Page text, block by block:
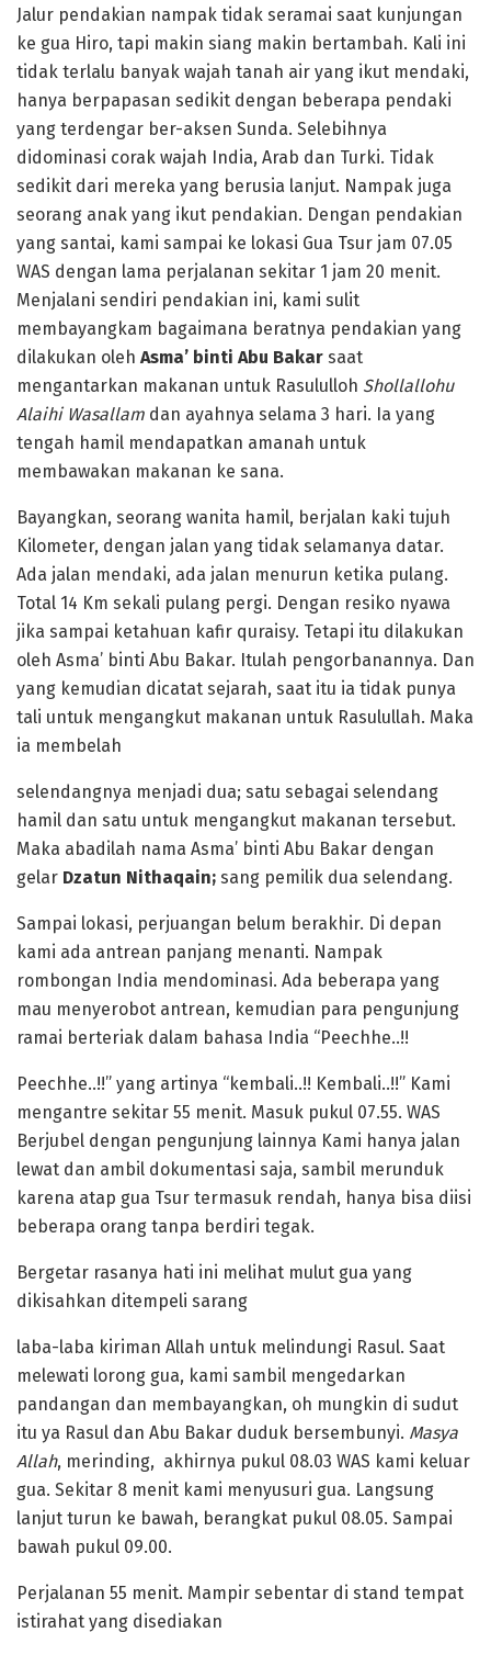
Jalur pendakian nampak tidak seramai saat kunjungan
ke gua Hiro, tapi makin siang makin bertambah. Kali ini
tidak terlalu banyak wajah tanah air yang ikut mendaki,
hanya berpapasan sedikit dengan beberapa pendaki
yang terdengar ber-aksen Sunda. Selebihnya
didominasi corak wajah India, Arab dan Turki. Tidak
sedikit dari mereka yang berusia lanjut. Nampak juga
seorang anak yang ikut pendakian. Dengan pendakian
yang santai, kami sampai ke lokasi Gua Tsur jam 07.05
WAS dengan lama perjalanan sekitar 1 jam 20 menit.
Menjalani sendiri pendakian ini, kami sulit
membayangkam bagaimana beratnya pendakian yang
dilakukan oleh Asma’ binti Abu Bakar saat
mengantarkan makanan untuk Rasululloh Shollallohu
Alaihi Wasallam dan ayahnya selama 3 hari. Ia yang
tengah hamil mendapatkan amanah untuk
membawakan makanan ke sana.
Bayangkan, seorang wanita hamil, berjalan kaki tujuh
Kilometer, dengan jalan yang tidak selamanya datar.
Ada jalan mendaki, ada jalan menurun ketika pulang.
Total 14 Km sekali pulang pergi. Dengan resiko nyawa
jika sampai ketahuan kafir quraisy. Tetapi itu dilakukan
oleh Asma’ binti Abu Bakar. Itulah pengorbanannya. Dan
yang kemudian dicatat sejarah, saat itu ia tidak punya
tali untuk mengangkut makanan untuk Rasulullah. Maka
ia membelah
selendangnya menjadi dua; satu sebagai selendang
hamil dan satu untuk mengangkut makanan tersebut.
Maka abadilah nama Asma’ binti Abu Bakar dengan
gelar Dzatun Nithaqain; sang pemilik dua selendang.
Sampai lokasi, perjuangan belum berakhir. Di depan
kami ada antrean panjang menanti. Nampak
rombongan India mendominasi. Ada beberapa yang
mau menyerobot antrean, kemudian para pengunjung
ramai berteriak dalam bahasa India “Peechhe..!!
Peechhe..!!” yang artinya “kembali..!! Kembali..!!” Kami
mengantre sekitar 55 menit. Masuk pukul 07.55. WAS
Berjubel dengan pengunjung lainnya Kami hanya jalan
lewat dan ambil dokumentasi saja, sambil merunduk
karena atap gua Tsur termasuk rendah, hanya bisa diisi
beberapa orang tanpa berdiri tegak.
Bergetar rasanya hati ini melihat mulut gua yang
dikisahkan ditempeli sarang
laba-laba kiriman Allah untuk melindungi Rasul. Saat
melewati lorong gua, kami sambil mengedarkan
pandangan dan membayangkan, oh mungkin di sudut
itu ya Rasul dan Abu Bakar duduk bersembunyi. Masya
Allah, merinding, akhirnya pukul 08.03 WAS kami keluar
gua. Sekitar 8 menit kami menyusuri gua. Langsung
lanjut turun ke bawah, berangkat pukul 08.05. Sampai
bawah pukul 09.00.
Perjalanan 55 menit. Mampir sebentar di stand tempat
istirahat yang disediakan